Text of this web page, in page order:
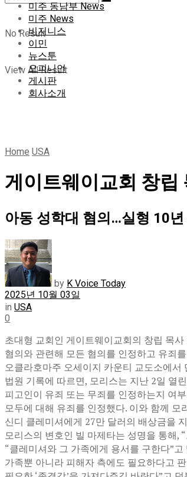
No Result
View All Result
미주 동남부 News
미주 News
비지니스
이민
뉴스툰
오피니언
게시판
회사소개
Home USA
게이트웨이교회 창립
아동 성학대 혐의…실형 10
by K Voice Today
2025년 10월 03일
in USA
0
초대형 교회인 게이트웨이교회의 창립 목
혐의와 관련해 모든 혐의를 인정하고 유죄
오클라호마주 오세이지 카운티 교도소에서
법원 기록에 따르면, 모리스는 지난 2일 열
피고인이 유죄 또는 무죄를 인정하는지 여
모두에 대해 유죄를 인정했다. 이와 함께
신디 클레미셔에게 27만 달러의 배상금을
모리스의 변호인 빌 마제타는 성명을 통해,
“클레미셔와 그 가족에게 용서를 구한다”
가족뿐 아니라 피해자 측에도 필요하다고